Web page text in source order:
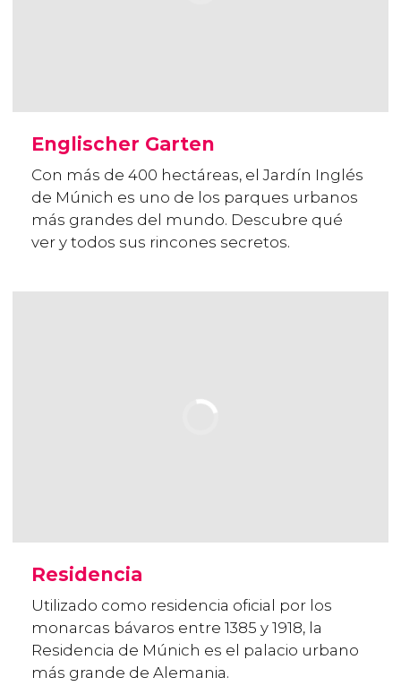
Englischer Garten
Con más de 400 hectáreas, el Jardín Inglés
de Múnich es uno de los parques urbanos
más grandes del mundo. Descubre qué
ver y todos sus rincones secretos.
Residencia
Utilizado como residencia oficial por los
monarcas bávaros entre 1385 y 1918, la
Residencia de Múnich es el palacio urbano
más grande de Alemania.